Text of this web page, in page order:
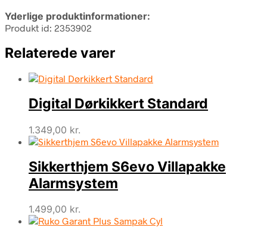
Yderlige produktinformationer:
Produkt id: 2353902
Relaterede varer
Digital Dørkikkert Standard
1.349,00 kr.
Sikkerthjem S6evo Villapakke
Alarmsystem
1.499,00 kr.